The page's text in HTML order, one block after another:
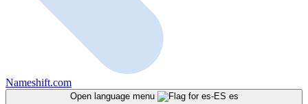
Nameshift.com
Open language menu es